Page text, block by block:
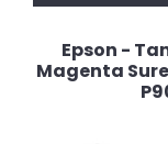
Epson -
Magenta